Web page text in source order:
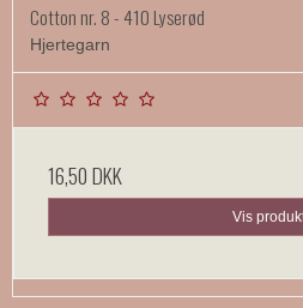
Cotton nr. 8 - 410 Lyserød
Hjertegarn
16,50 DKK
Vis